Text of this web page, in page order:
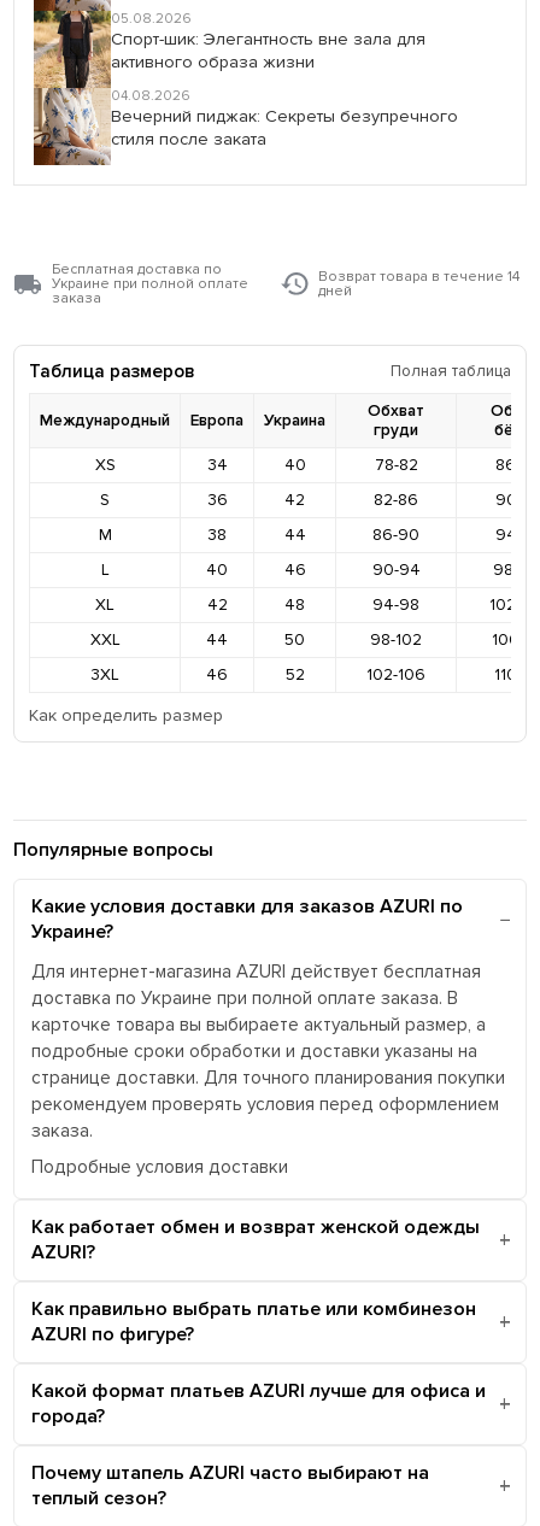
05.08.2026
Спорт-шик: Элегантность вне зала для
активного образа жизни
04.08.2026
Вечерний пиджак: Секреты безупречного
стиля после заката
Бесплатная доставка по
Украине при полной оплате
заказа
Возврат товара в течение 14
дней
Таблица размеров Полная таблица
Международный Европа Украина
Обхват
груди
XS
34 40 78-82
86-
S
36 42 82-86
90-
M
38 44 86-90
94-
L
40 46 90-94
98-
XL
42 48 94-98
102-
XXL
44 50 98-102
106-
3XL
46 52 102-106
110-
Как определить размер
Популярные вопросы
Какие условия доставки для заказов AZURI по
Украине?
Для интернет-магазина AZURI действует бесплатная
доставка по Украине при полной оплате заказа. В
карточке товара вы выбираете актуальный размер, а
подробные сроки обработки и доставки указаны на
странице доставки. Для точного планирования покупки
рекомендуем проверять условия перед оформлением
заказа.
Подробные условия доставки
Как работает обмен и возврат женской одежды
AZURI?
Как правильно выбрать платье или комбинезон
AZURI по фигуре?
Какой формат платьев AZURI лучше для офиса и
города?
Почему штапель AZURI часто выбирают на
теплый сезон?